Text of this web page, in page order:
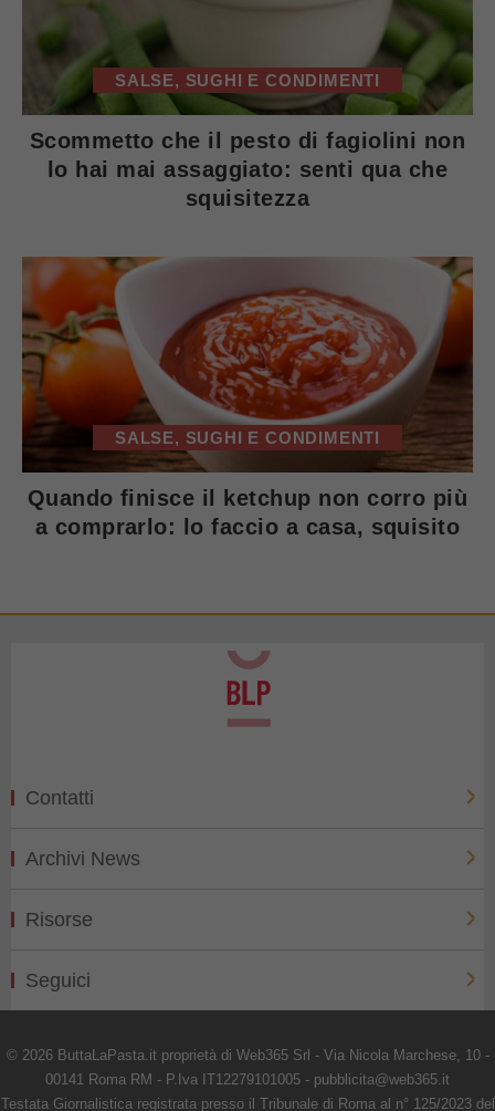
SALSE, SUGHI E CONDIMENTI
Scommetto che il pesto di fagiolini non
lo hai mai assaggiato: senti qua che
squisitezza
SALSE, SUGHI E CONDIMENTI
Quando finisce il ketchup non corro più
a comprarlo: lo faccio a casa, squisito
Contatti
Archivi News
Risorse
Seguici
© 2026 ButtaLaPasta.it proprietà di Web365 Srl - Via Nicola Marchese, 10 -
00141 Roma RM - P.Iva IT12279101005 - pubblicita@web365.it
Testata Giornalistica registrata presso il Tribunale di Roma al n° 125/2023 del